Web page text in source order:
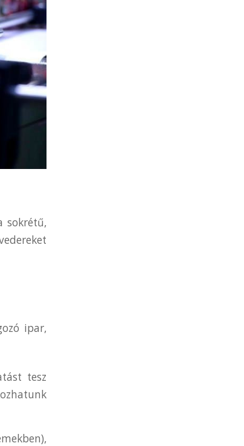
sokrétű,
ipar,
tesz